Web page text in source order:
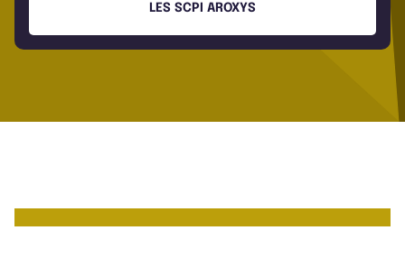
LES SCPI AROXYS